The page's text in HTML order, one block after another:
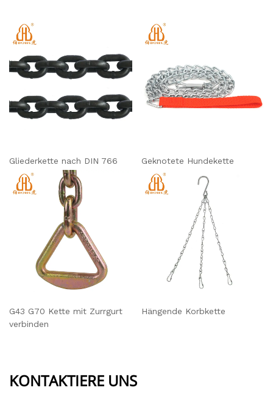
Gliederkette nach DIN 766 Geknotete Hundekette
G43 G70 Kette mit Zurrgurt
verbinden
Hängende Korbkette
KONTAKTIERE UNS